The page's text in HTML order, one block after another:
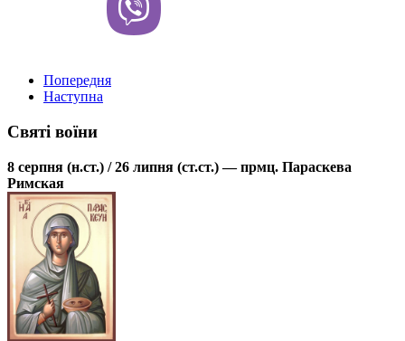
Попередня
Наступна
Святі воїни
8 серпня (н.ст.) / 26 липня (ст.ст.) — прмц. Параскева
Римская